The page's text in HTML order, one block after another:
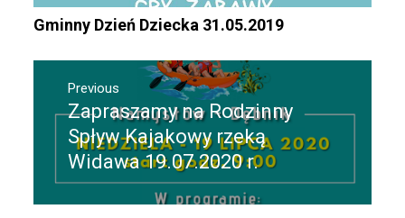
Gminny Dzień Dziecka 31.05.2019
wpisuPrevious
Previous
post:
Zapraszamy na Rodzinny
Spływ Kajakowy rzeką
Widawa 19.07.2020 r.